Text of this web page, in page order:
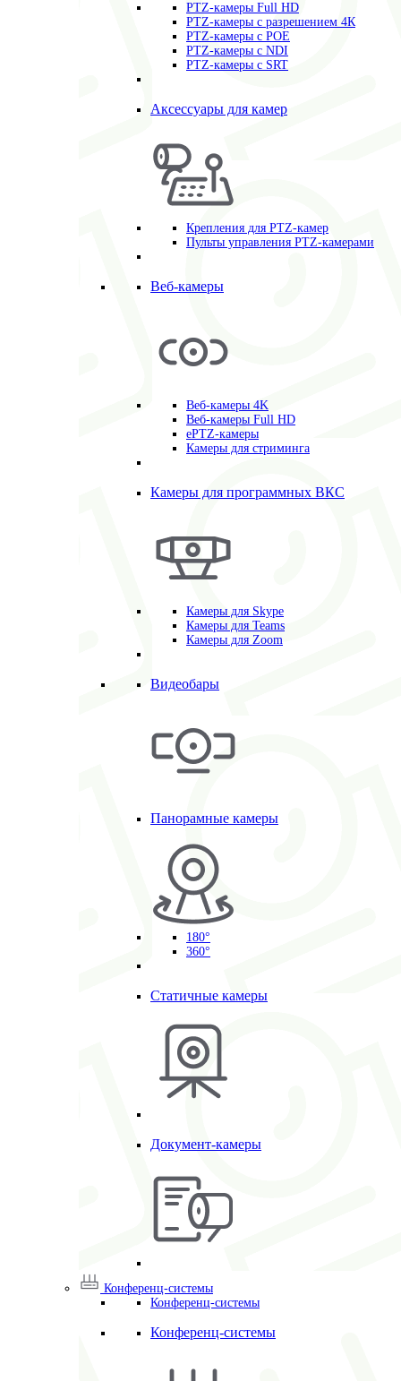
PTZ-камеры Full HD
PTZ-камеры с разрешением 4К
PTZ-камеры с POE
PTZ-камеры c NDI
PTZ-камеры с SRT
Аксессуары для камер
Крепления для PTZ-камер
Пульты управления PTZ-камерами
Веб-камеры
Веб-камеры 4K
Веб-камеры Full HD
ePTZ-камеры
Камеры для стриминга
Камеры для программных ВКС
Камеры для Skype
Камеры для Teams
Камеры для Zoom
Видеобары
Панорамные камеры
180°
360°
Статичные камеры
Документ-камеры
Конференц-системы
Конференц-системы
Конференц-системы